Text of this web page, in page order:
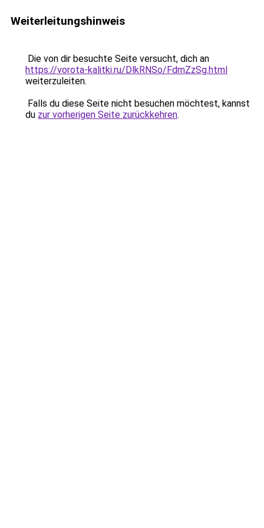
Weiterleitungshinweis
Die von dir besuchte Seite versucht, dich an
https://vorota-kalitki.ru/DlkRNSo/FdmZzSg.html
weiterzuleiten.
Falls du diese Seite nicht besuchen möchtest, kannst
du zur vorherigen Seite zurückkehren.